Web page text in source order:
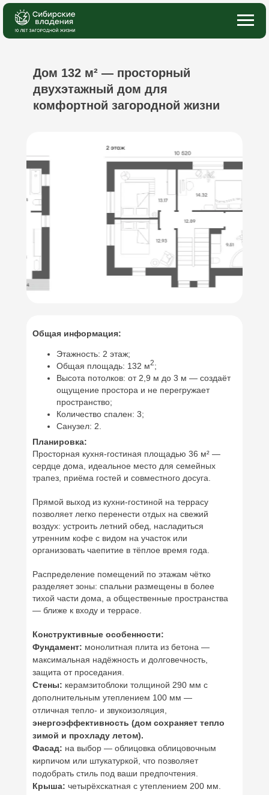
Главная → Дом СВ 132
Дом 132 м² — просторный
двухэтажный дом для
комфортной загородной жизни
Конструктивные особенности:
Фундамент: монолитная плита из бетона —
максимальная надёжность и долговечность,
защита от проседания.
Стены: керамзитоблоки толщиной 290 мм с
дополнительным утеплением 100 мм —
отличная тепло‑ и звукоизоляция,
энергоэффективность (дом сохраняет тепло
зимой и прохладу летом).
Фасад: на выбор — облицовка облицовочным
кирпичом или штукатуркой, что позволяет
подобрать стиль под ваши предпочтения.
Крыша: четырёхскатная с утеплением 200 мм.
Общая информация:
Этажность: 2 этаж;
Общая площадь: 132 м2;
Высота потолков: от 2,9 м до 3 м — создаёт
ощущение простора и не перегружает
пространство;
Количество спален: 3;
Санузел: 2.
Планировка:
Просторная кухня‑гостиная площадью 36 м² —
сердце дома, идеальное место для семейных
трапез, приёма гостей и совместного досуга.
Прямой выход из кухни‑гостиной на террасу
позволяет легко перенести отдых на свежий
воздух: устроить летний обед, насладиться
утренним кофе с видом на участок или
организовать чаепитие в тёплое время года.
Распределение помещений по этажам чётко
разделяет зоны: спальни размещены в более
тихой части дома, а общественные пространства
— ближе к входу и террасе.